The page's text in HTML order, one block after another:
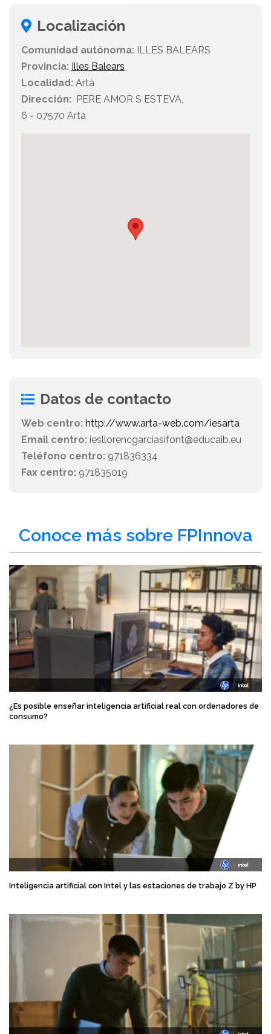
Localización
Comunidad autónoma: ILLES BALEARS
Provincia: Illes Balears
Localidad: Artà
Dirección: PERE AMOR S ESTEVA,
6 - 07570 Artà
Datos de contacto
Web centro: http://www.arta-web.com/iesarta
Email centro: iesllorencgarciasifont@educaib.eu
Teléfono centro: 971836334
Fax centro: 971835019
Conoce más sobre FPInnova
¿Es posible enseñar inteligencia artificial real con ordenadores de
consumo?
Inteligencia artificial con Intel y las estaciones de trabajo Z by HP